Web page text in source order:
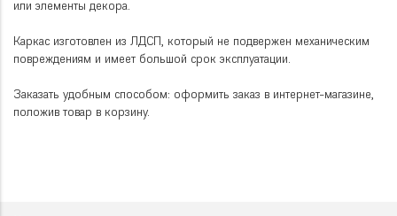
или элементы декора.
Каркас изготовлен из ЛДСП, который не подвержен механическим
повреждениям и имеет большой срок эксплуатации.
Заказать удобным способом: оформить заказ в интернет-магазине,
положив товар в корзину.